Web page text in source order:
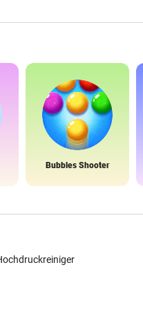
Bubbles Shooter